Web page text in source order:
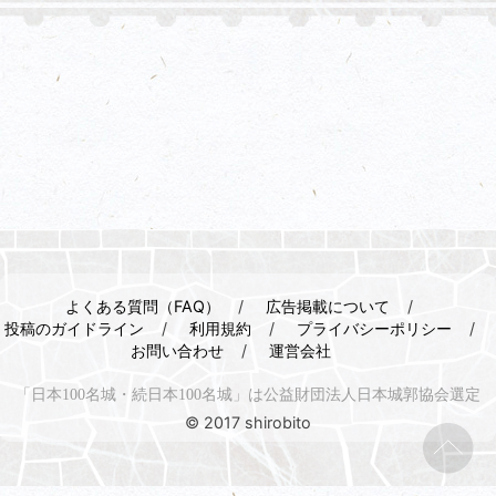
よくある質問（FAQ）
広告掲載について
投稿のガイドライン
利用規約
プライバシーポリシー
お問い合わせ
運営会社
「日本100名城・続日本100名城」は公益財団法人日本城郭協会選定
© 2017 shirobito